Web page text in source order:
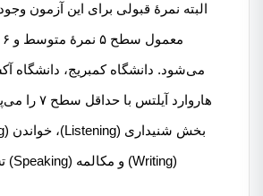
البته نمرهٔ قبولی برای این آزمون
می‌شود. دانشگاه کمبریج، دانشگاه
(Writing) و مکالمه (Speaking) تشکیل شده‌است.